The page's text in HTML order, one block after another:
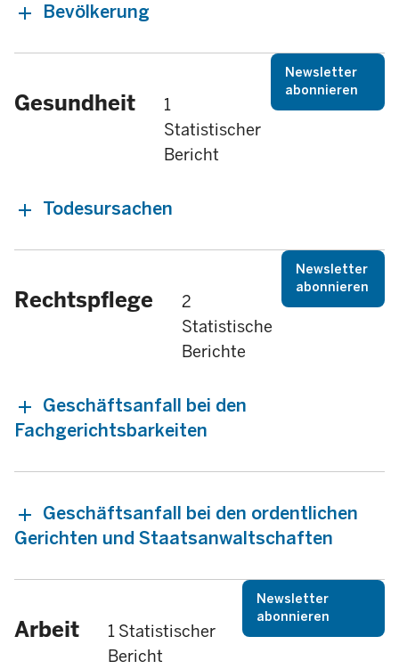
Bevölkerung
Gesundheit
1
Statistischer
Bericht
Newsletter
abonnieren
Todesursachen
Rechtspflege
2
Statistische
Berichte
Newsletter
abonnieren
Geschäftsanfall bei den
Fachgerichtsbarkeiten
Geschäftsanfall bei den ordentlichen
Gerichten und Staatsanwaltschaften
Arbeit
1 Statistischer
Bericht
Newsletter
abonnieren